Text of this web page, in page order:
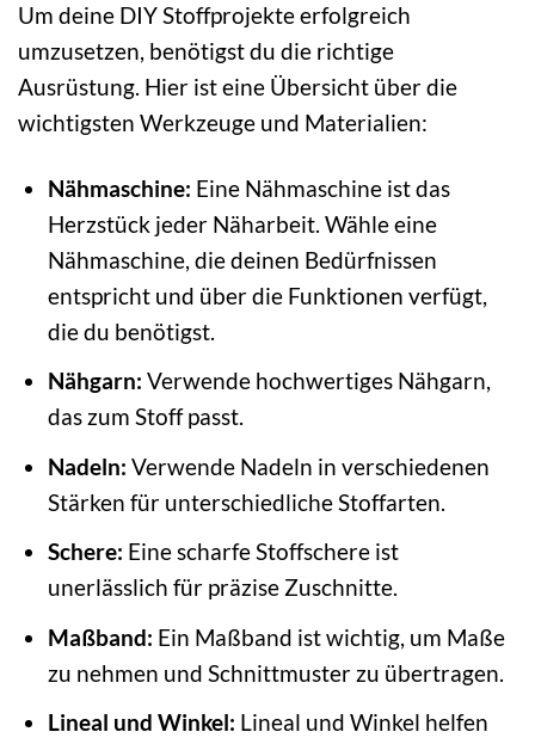
Um deine DIY Stoffprojekte erfolgreich
umzusetzen, benötigst du die richtige
Ausrüstung. Hier ist eine Übersicht über die
wichtigsten Werkzeuge und Materialien:
Nähmaschine: Eine Nähmaschine ist das
Herzstück jeder Näharbeit. Wähle eine
Nähmaschine, die deinen Bedürfnissen
entspricht und über die Funktionen verfügt,
die du benötigst.
Nähgarn: Verwende hochwertiges Nähgarn,
das zum Stoff passt.
Nadeln: Verwende Nadeln in verschiedenen
Stärken für unterschiedliche Stoffarten.
Schere: Eine scharfe Stoffschere ist
unerlässlich für präzise Zuschnitte.
Maßband: Ein Maßband ist wichtig, um Maße
zu nehmen und Schnittmuster zu übertragen.
Lineal und Winkel: Lineal und Winkel helfen